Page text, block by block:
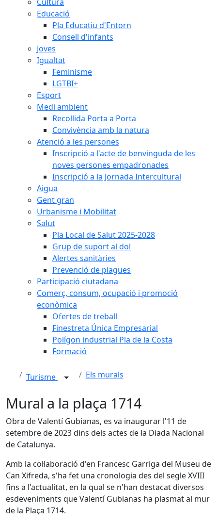
Educació
Pla Educatiu d'Entorn
Consell d'infants
Joves
Igualtat
Feminisme
LGTBI+
Esport
Medi ambient
Recollida Porta a Porta
Convivència amb la natura
Atenció a les persones
Inscripció a l'acte de benvinguda de les
noves persones empadronades
Inscripció a la Jornada Intercultural
Aigua
Gent gran
Urbanisme i Mobilitat
Salut
Pla Local de Salut 2025-2028
Grup de suport al dol
Alertes sanitàries
Prevenció de plagues
Participació ciutadana
Comerç, consum, ocupació i promoció
econòmica
Ofertes de treball
Finestreta Única Empresarial
Polígon industrial Pla de la Costa
Formació
Turisme Els murals
Mural a la plaça 1714
Obra de Valentí Gubianas, es va inaugurar l'11 de
setembre de 2023 dins dels actes de la Diada Nacional
de Catalunya.
Amb la col·laboració d'en Francesc Garriga del Museu de
Can Xifreda, s'ha fet una cronologia des del segle XVIII
fins a l'actualitat, en la qual se n'han destacat diversos
esdeveniments que Valentí Gubianas ha plasmat al mur
de la Plaça 1714.